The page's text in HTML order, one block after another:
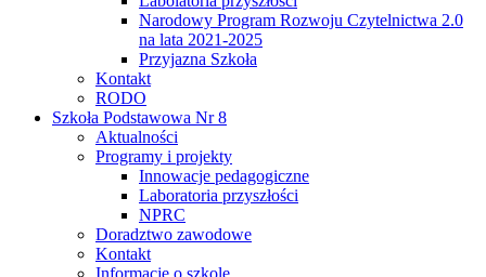
Narodowy Program Rozwoju Czytelnictwa 2.0
na lata 2021-2025
Przyjazna Szkoła
Kontakt
RODO
Szkoła Podstawowa Nr 8
Aktualności
Programy i projekty
Innowacje pedagogiczne
Laboratoria przyszłości
NPRC
Doradztwo zawodowe
Kontakt
Informacje o szkole